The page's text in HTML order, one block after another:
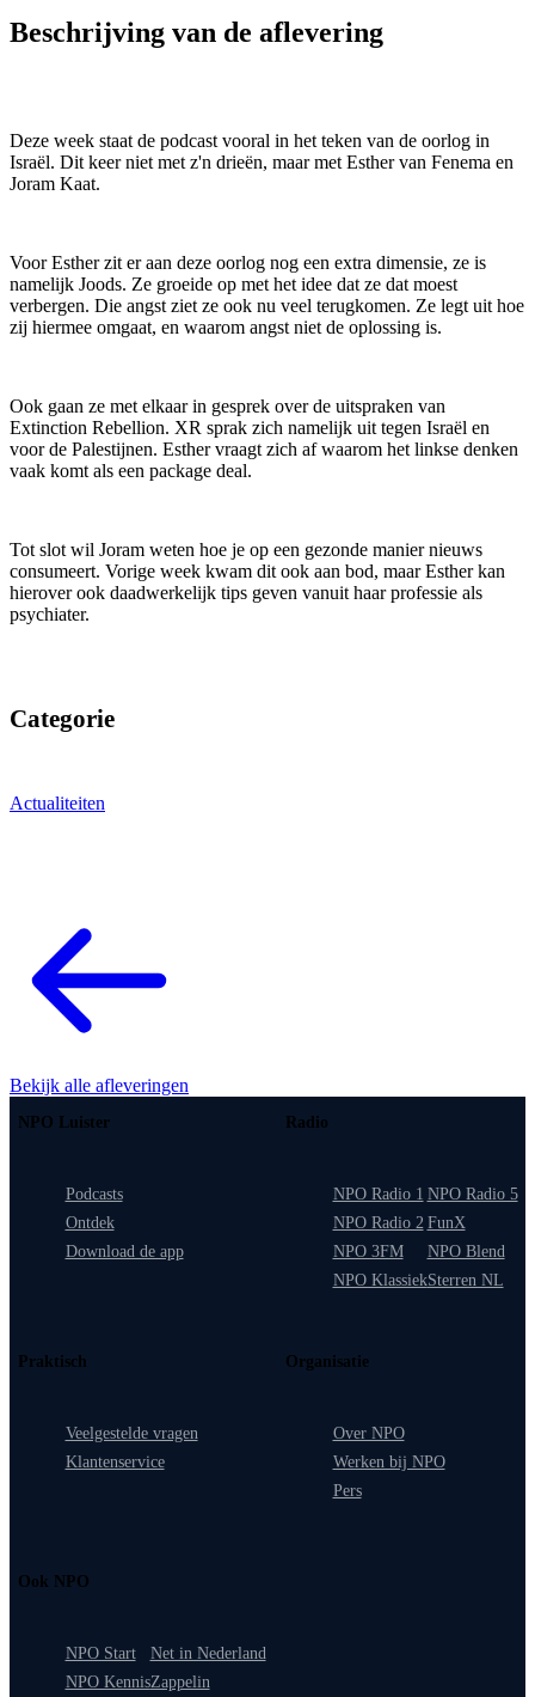
Beschrijving van de aflevering
Deze week staat de podcast vooral in het teken van de oorlog in
Israël. Dit keer niet met z'n drieën, maar met Esther van Fenema en
Joram Kaat.
Voor Esther zit er aan deze oorlog nog een extra dimensie, ze is
namelijk Joods. Ze groeide op met het idee dat ze dat moest
verbergen. Die angst ziet ze ook nu veel terugkomen. Ze legt uit hoe
zij hiermee omgaat, en waarom angst niet de oplossing is.
Ook gaan ze met elkaar in gesprek over de uitspraken van
Extinction Rebellion. XR sprak zich namelijk uit tegen Israël en
voor de Palestijnen. Esther vraagt zich af waarom het linkse denken
vaak komt als een package deal.
Tot slot wil Joram weten hoe je op een gezonde manier nieuws
consumeert. Vorige week kwam dit ook aan bod, maar Esther kan
hierover ook daadwerkelijk tips geven vanuit haar professie als
psychiater.
Categorie
Actualiteiten
Bekijk alle afleveringen
NPO Luister
Podcasts
Ontdek
Download de app
Radio
NPO Radio 1
NPO Radio 2
NPO 3FM
NPO Klassiek
NPO Radio 5
FunX
NPO Blend
Sterren NL
Praktisch
Veelgestelde vragen
Klantenservice
Organisatie
Over NPO
Werken bij NPO
Pers
Ook NPO
NPO Start
NPO Kennis
Net in Nederland
Zappelin